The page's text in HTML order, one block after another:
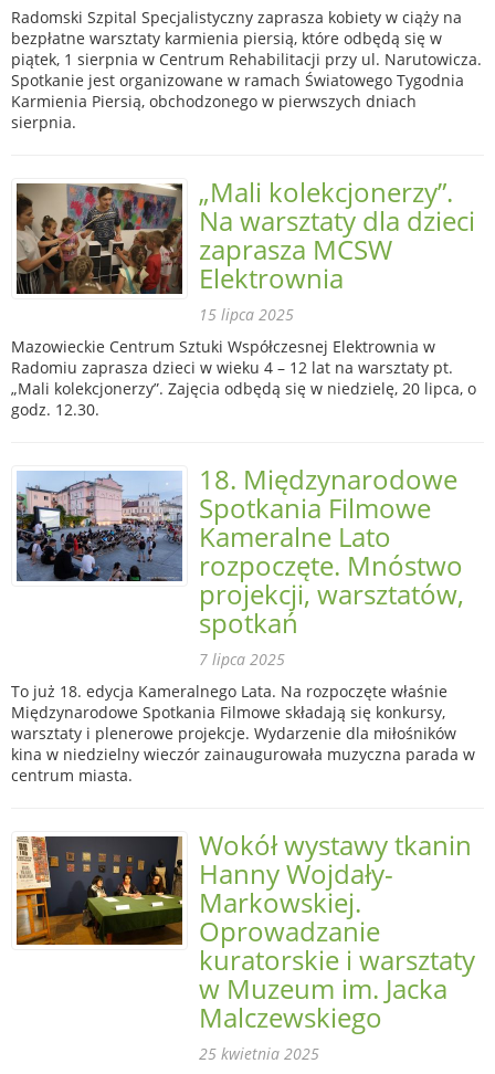
Radomski Szpital Specjalistyczny zaprasza kobiety w ciąży na
bezpłatne warsztaty karmienia piersią, które odbędą się w
piątek, 1 sierpnia w Centrum Rehabilitacji przy ul. Narutowicza.
Spotkanie jest organizowane w ramach Światowego Tygodnia
Karmienia Piersią, obchodzonego w pierwszych dniach
sierpnia.
„Mali kolekcjonerzy”.
Na warsztaty dla dzieci
zaprasza MCSW
Elektrownia
15 lipca 2025
Mazowieckie Centrum Sztuki Współczesnej Elektrownia w
Radomiu zaprasza dzieci w wieku 4 – 12 lat na warsztaty pt.
„Mali kolekcjonerzy”. Zajęcia odbędą się w niedzielę, 20 lipca, o
godz. 12.30.
18. Międzynarodowe
Spotkania Filmowe
Kameralne Lato
rozpoczęte. Mnóstwo
projekcji, warsztatów,
spotkań
7 lipca 2025
To już 18. edycja Kameralnego Lata. Na rozpoczęte właśnie
Międzynarodowe Spotkania Filmowe składają się konkursy,
warsztaty i plenerowe projekcje. Wydarzenie dla miłośników
kina w niedzielny wieczór zainaugurowała muzyczna parada w
centrum miasta.
Wokół wystawy tkanin
Hanny Wojdały-
Markowskiej.
Oprowadzanie
kuratorskie i warsztaty
w Muzeum im. Jacka
Malczewskiego
25 kwietnia 2025